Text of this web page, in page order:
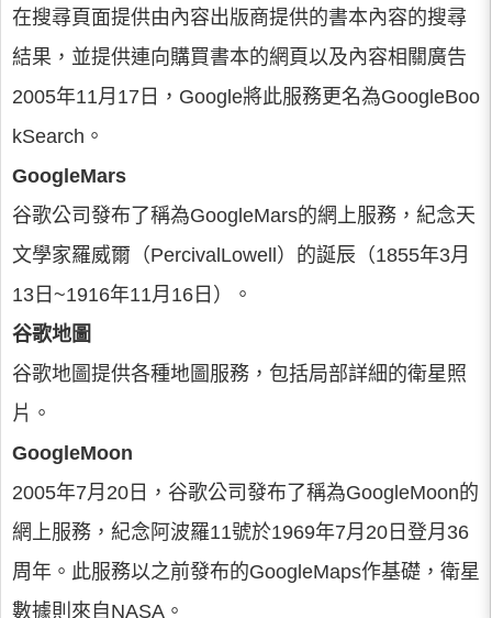
在搜尋頁面提供由內容出版商提供的書本內容的搜尋
結果，並提供連向購買書本的網頁以及內容相關廣告
2005年11月17日，Google將此服務更名為GoogleBoo
kSearch。
GoogleMars
谷歌公司發布了稱為GoogleMars的網上服務，紀念天
文學家羅威爾（PercivalLowell）的誕辰（1855年3月
13日~1916年11月16日）。
谷歌地圖
谷歌地圖提供各種地圖服務，包括局部詳細的衛星照
片。
GoogleMoon
2005年7月20日，谷歌公司發布了稱為GoogleMoon的
網上服務，紀念阿波羅11號於1969年7月20日登月36
周年。此服務以之前發布的GoogleMaps作基礎，衛星
數據則來自NASA。